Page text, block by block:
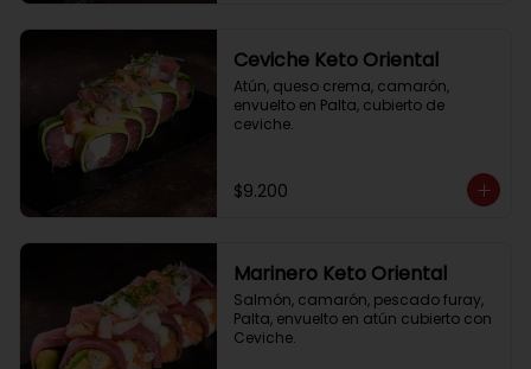
Ceviche Keto Oriental
Atún, queso crema, camarón,
envuelto en Palta, cubierto de
ceviche.
$9.200
Marinero Keto Oriental
Salmón, camarón, pescado furay,
Palta, envuelto en atún cubierto con
Ceviche.